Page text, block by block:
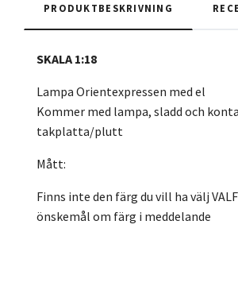
PRODUKTBESKRIVNING
SKALA 1:18
Lampa Orientexpressen med el
Kommer med lampa, sladd och
takplatta/plutt
Mått:
Finns inte den färg du vill ha välj
önskemål om färg i meddelande